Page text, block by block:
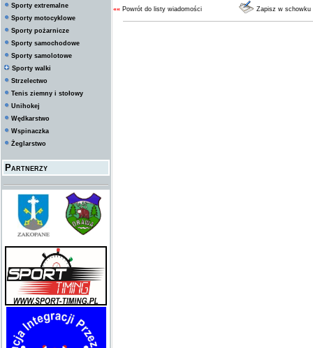
Sporty extremalne
Sporty motocyklowe
Sporty pożarnicze
Sporty samochodowe
Sporty samolotowe
Sporty walki
Strzelectwo
Tenis ziemny i stołowy
Unihokej
Wędkarstwo
Wspinaczka
Żeglarstwo
Partnerzy
«« Powrót do listy wiadomości Zapisz w schowku